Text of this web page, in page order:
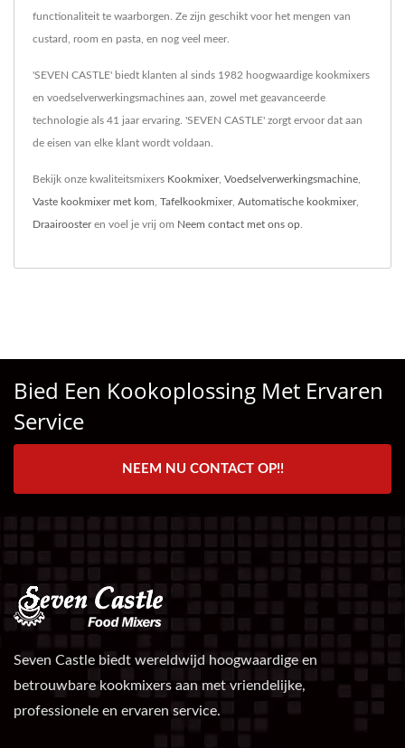
functionaliteit te waarborgen. Ze zijn geschikt voor het mengen van
custard, room en pasta, en nog veel meer.
'SEVEN CASTLE' biedt klanten al sinds 1982 hoogwaardige kookmixers
en voedselverwerkingsmachines aan, zowel met geavanceerde
technologie als 41 jaar ervaring. 'SEVEN CASTLE' zorgt ervoor dat aan
de eisen van elke klant wordt voldaan.
Bekijk onze kwaliteitsmixers Kookmixer, Voedselverwerkingsmachine
Vaste kookmixer met kom Tafelkookmixer, Automatische kookmixer,
Draairoosteren voel je vrij om Neem contact met ons op
Bied Een Kookoplossing Met Ervaren
Service
NEEM NU CONTACT OP!!
Seven Castle biedt wereldwijd hoogwaardige en
betrouwbare kookmixers aan met vriendelijke,
professionele en ervaren service.